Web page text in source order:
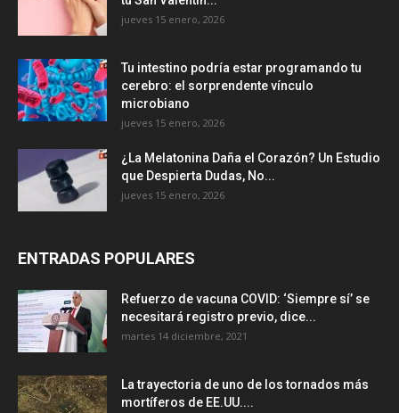
jueves 15 enero, 2026
Tu intestino podría estar programando tu
cerebro: el sorprendente vínculo
microbiano
jueves 15 enero, 2026
¿La Melatonina Daña el Corazón? Un Estudio
que Despierta Dudas, No...
jueves 15 enero, 2026
ENTRADAS POPULARES
Refuerzo de vacuna COVID: ‘Siempre sí’ se
necesitará registro previo, dice...
martes 14 diciembre, 2021
La trayectoria de uno de los tornados más
mortíferos de EE.UU....